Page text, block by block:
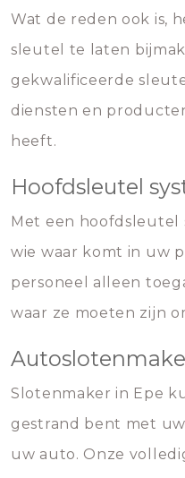
Wat de reden ook is,
sleutel te laten
gekwalificeerde
diensten en
heeft.
Hoofdsleutel
Met een hoofdsleutel
wie waar komt in uw
personeel alleen
waar ze moeten zijn
Slotenmaker in Epe
gestrand bent met
uw auto. Onze